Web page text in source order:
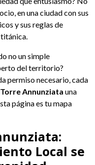
en una ciudad con sus
y sus reglas de
titánica.
no un simple
del territorio?
permiso necesario, cada
Annunziata una
página es tu mapa
Local se